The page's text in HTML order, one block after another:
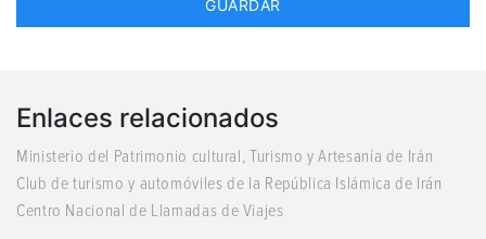
Enlaces relacionados
Ministerio del Patrimonio cultural, Turismo y Artesanía de Irán
Club de turismo y automóviles de la República Islámica de Irán
Centro Nacional de Llamadas de Viajes